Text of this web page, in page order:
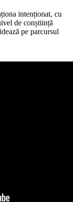
intenționat, cu
de conștiință
pe parcursul